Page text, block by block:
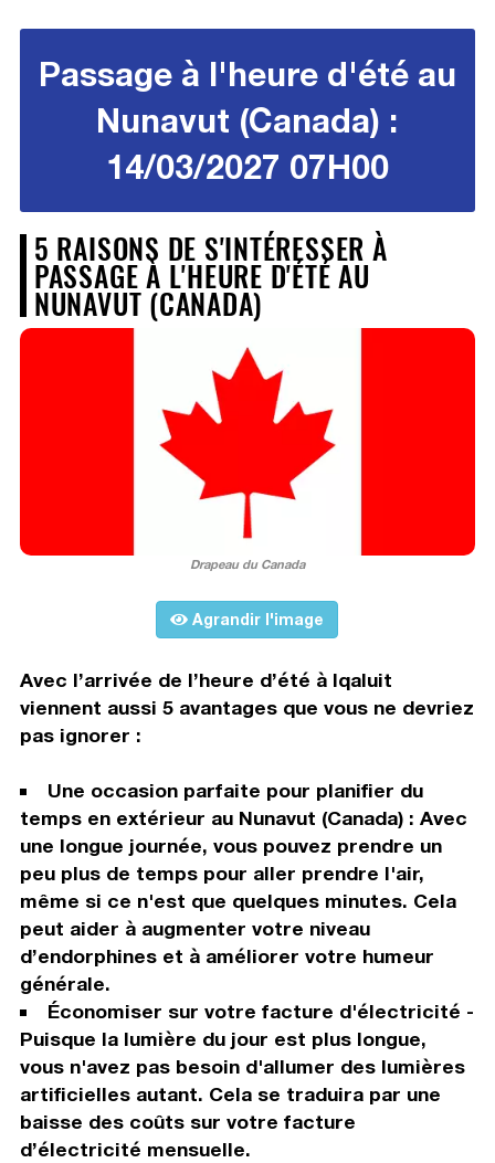
Passage à l'heure d'été au
Nunavut (Canada) :
14/03/2027 07H00
5 RAISONS DE S'INTÉRESSER À
PASSAGE À L'HEURE D'ÉTÉ AU
NUNAVUT (CANADA)
Drapeau du Canada
Agrandir l'image
Avec l’arrivée de l’heure d’été à Iqaluit
viennent aussi 5 avantages que vous ne devriez
pas ignorer :
Une occasion parfaite pour planifier du
temps en extérieur au Nunavut (Canada) : Avec
une longue journée, vous pouvez prendre un
peu plus de temps pour aller prendre l'air,
même si ce n'est que quelques minutes. Cela
peut aider à augmenter votre niveau
d’endorphines et à améliorer votre humeur
générale.
Économiser sur votre facture d'électricité -
Puisque la lumière du jour est plus longue,
vous n'avez pas besoin d'allumer des lumières
artificielles autant. Cela se traduira par une
baisse des coûts sur votre facture
d’électricité mensuelle.